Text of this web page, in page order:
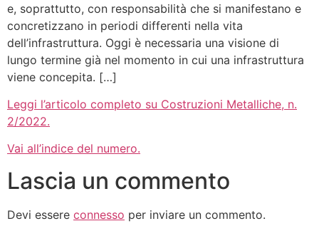
e, soprattutto, con responsabilità che si manifestano e
concretizzano in periodi differenti nella vita
dell’infrastruttura. Oggi è necessaria una visione di
lungo termine già nel momento in cui una infrastruttura
viene concepita. […]
Leggi l’articolo completo su Costruzioni Metalliche, n.
2/2022.
Vai all’indice del numero.
Lascia un commento
Devi essere connesso per inviare un commento.